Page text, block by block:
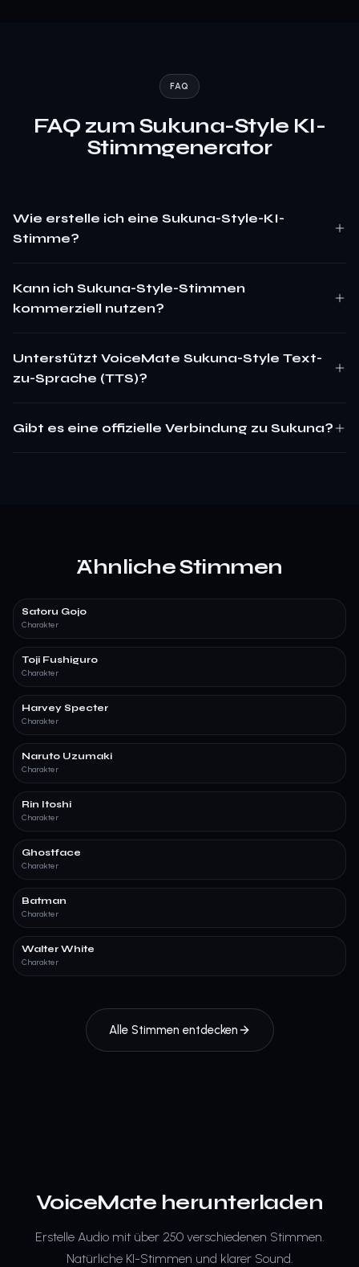
FAQ
FAQ zum Sukuna-Style KI-
Stimmgenerator
Wie erstelle ich eine Sukuna-Style-KI-
Stimme?
Kann ich Sukuna-Style-Stimmen
kommerziell nutzen?
Unterstützt VoiceMate Sukuna-Style Text-
zu-Sprache (TTS)?
Gibt es eine offizielle Verbindung zu Sukuna?
Ähnliche Stimmen
Satoru Gojo
Charakter
Toji Fushiguro
Charakter
Harvey Specter
Charakter
Naruto Uzumaki
Charakter
Rin Itoshi
Charakter
Ghostface
Charakter
Batman
Charakter
Walter White
Charakter
Alle Stimmen entdecken
VoiceMate herunterladen
Erstelle Audio mit über 250 verschiedenen Stimmen.
Natürliche KI-Stimmen und klarer Sound.